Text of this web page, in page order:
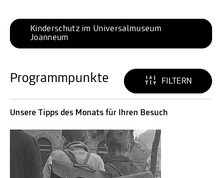
Kinderschutz im Universalmuseum
Joanneum
Programmpunkte FILTERN
Unsere Tipps des Monats für Ihren Besuch